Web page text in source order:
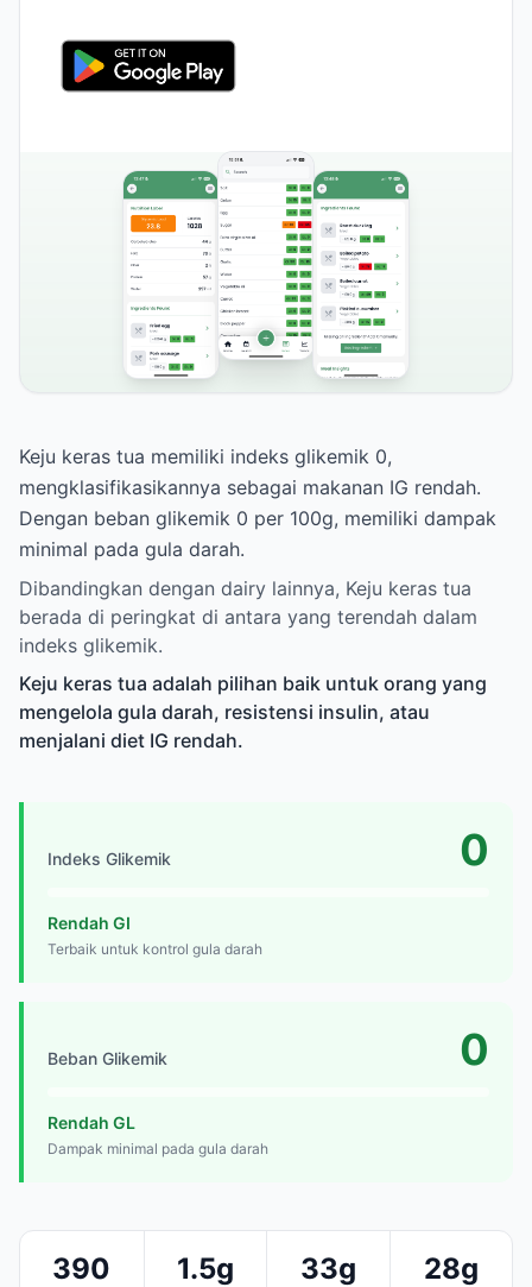
Keju keras tua memiliki indeks glikemik 0,
mengklasifikasikannya sebagai makanan IG rendah.
Dengan beban glikemik 0 per 100g, memiliki dampak
minimal pada gula darah.
Dibandingkan dengan dairy lainnya, Keju keras tua
berada di peringkat di antara yang terendah dalam
indeks glikemik.
Keju keras tua adalah pilihan baik untuk orang yang
mengelola gula darah, resistensi insulin, atau
menjalani diet IG rendah.
Indeks Glikemik 0
Rendah GI
Terbaik untuk kontrol gula darah
Beban Glikemik 0
Rendah GL
Dampak minimal pada gula darah
390 1.5g 33g 28g